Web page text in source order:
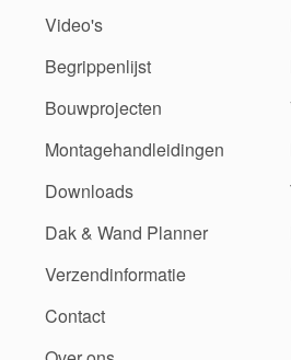
Video's
Begrippenlijst
Bouwprojecten
Montagehandleidingen
Downloads
Dak & Wand Planner
Verzendinformatie
Contact